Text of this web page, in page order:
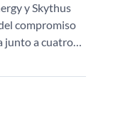
y Skythus
compromiso
junto a cuatro…